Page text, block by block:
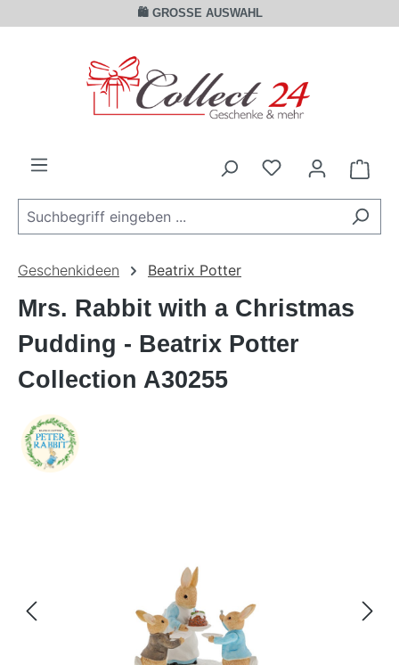
Zum Hauptinhalt springen🛍️ GROSSE AUSWAHL
Geschenkideen Beatrix Potter
Mrs. Rabbit with a Christmas
Pudding - Beatrix Potter
Collection A30255